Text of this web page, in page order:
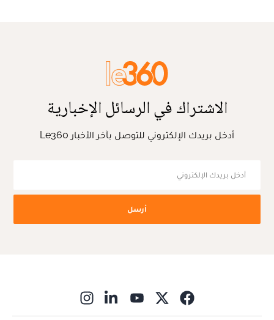
الاشتراك في الرسائل الإخبارية
أدخل بريدك الإلكتروني للتوصل بآخر الأخبار Le360
أرسل